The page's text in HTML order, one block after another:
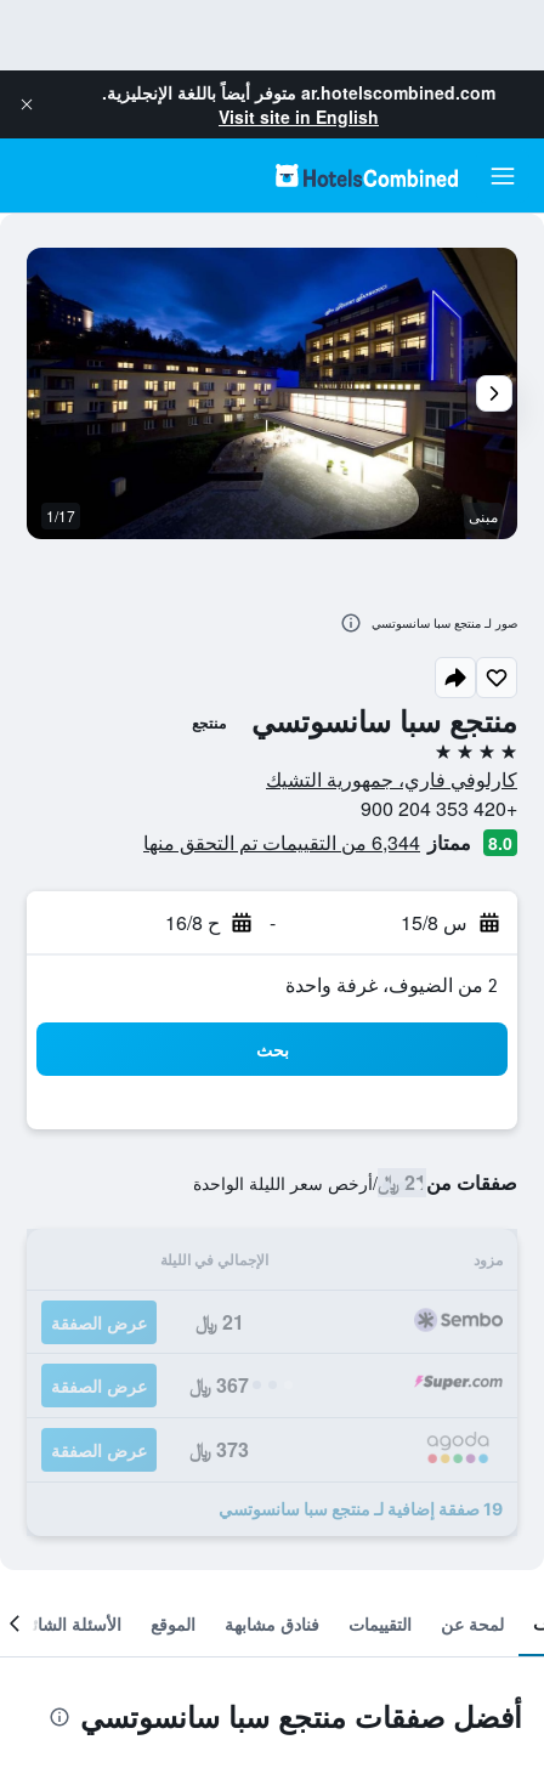
ar.hotelscombined.com متوفر أيضاً باللغة الإنجليزية.
Visit site in English
منتجع سبا سانسوتسي منتجع
4 نجوم
كارلوفي فاري، جمهورية التشيك
+420 353 204 900
8.0 ممتاز 6,344 من التقييمات تم التحقق منها
س 15/8 - ح 16/8
2 من الضيوف، غرفة واحدة
بحث
صفقات من21 ﷼ /أرخص سعر الليلة الواحدة
مزود الإجمالي في الليلة
21 ﷼ عرض الصفقة
367 ﷼ عرض الصفقة
373 ﷼ عرض الصفقة
19 صفقة إضافية لـ منتجع سبا سانسوتسي
مبنى 1/17
صور لـ منتجع سبا سانسوتسي
لمحة عن التقييمات فنادق مشابهة الموقع الأسئلة الشائعة
أفضل صفقات منتجع سبا سانسوتسي